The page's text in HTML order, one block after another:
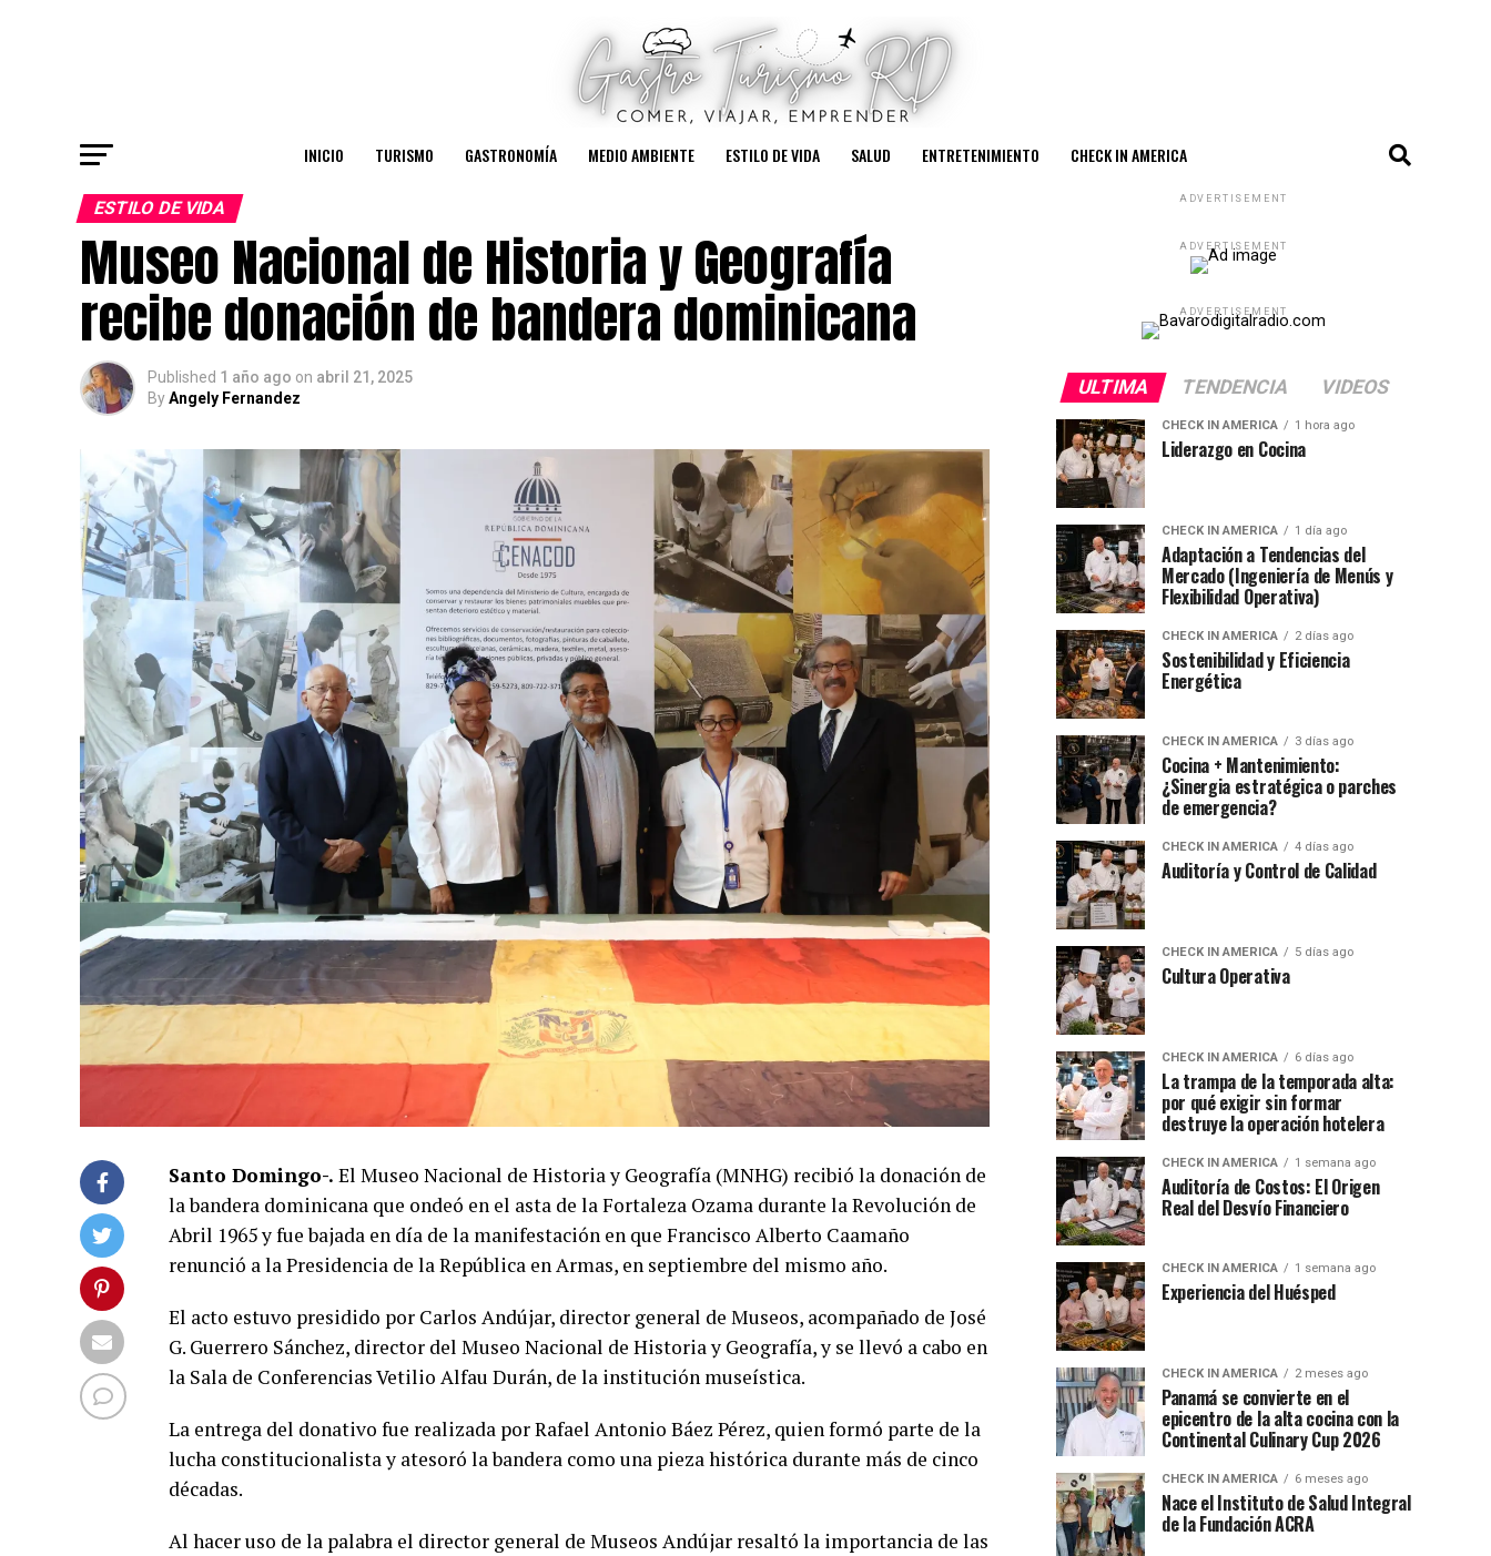
INICIO TURISMO GASTRONOMÍA MEDIO AMBIENTE ESTILO DE VIDA SALUD ENTRETENIMIENTO CHECK IN AMERICA
ESTILO DE VIDA
Museo Nacional de Historia y Geografía
recibe donación de bandera dominicana
Published 1 año ago on abril 21, 2025
ByAngely Fernandez
Santo Domingo-. El Museo Nacional de Historia y Geografía (MNHG) recibió la donación de
la bandera dominicana que ondeó en el asta de la Fortaleza Ozama durante la Revolución de
Abril 1965 y fue bajada en día de la manifestación en que Francisco Alberto Caamaño
renunció a la Presidencia de la República en Armas, en septiembre del mismo año.
El acto estuvo presidido por Carlos Andújar, director general de Museos, acompañado de José
G. Guerrero Sánchez, director del Museo Nacional de Historia y Geografía, y se llevó a cabo en
la Sala de Conferencias Vetilio Alfau Durán, de la institución museística.
La entrega del donativo fue realizada por Rafael Antonio Báez Pérez, quien formó parte de la
lucha constitucionalista y atesoró la bandera como una pieza histórica durante más de cinco
décadas.
Al hacer uso de la palabra el director general de Museos Andújar resaltó la importancia de las
ADVERTISEMENT
ADVERTISEMENT
ADVERTISEMENT
ULTIMA TENDENCIA VIDEOS
CHECK IN AMERICA 1 hora ago
Liderazgo en Cocina
CHECK IN AMERICA 1 día ago
Adaptación a Tendencias del
Mercado (Ingeniería de Menús y
Flexibilidad Operativa)
CHECK IN AMERICA 2 días ago
Sostenibilidad y Eficiencia
Energética
CHECK IN AMERICA 3 días ago
Cocina + Mantenimiento:
¿Sinergia estratégica o parches
de emergencia?
CHECK IN AMERICA 4 días ago
Auditoría y Control de Calidad
CHECK IN AMERICA 5 días ago
Cultura Operativa
CHECK IN AMERICA 6 días ago
La trampa de la temporada alta:
por qué exigir sin formar
destruye la operación hotelera
CHECK IN AMERICA 1 semana ago
Auditoría de Costos: El Origen
Real del Desvío Financiero
CHECK IN AMERICA 1 semana ago
Experiencia del Huésped
CHECK IN AMERICA 2 meses ago
Panamá se convierte en el
epicentro de la alta cocina con la
Continental Culinary Cup 2026
CHECK IN AMERICA 6 meses ago
Nace el Instituto de Salud Integral
de la Fundación ACRA